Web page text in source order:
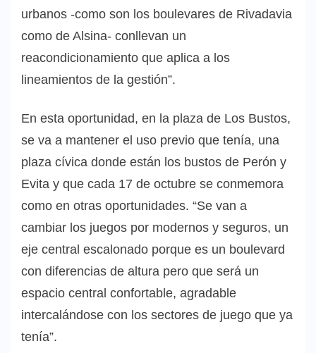
urbanos -como son los boulevares de Rivadavia
como de Alsina- conllevan un
reacondicionamiento que aplica a los
lineamientos de la gestión”.
En esta oportunidad, en la plaza de Los Bustos,
se va a mantener el uso previo que tenía, una
plaza cívica donde están los bustos de Perón y
Evita y que cada 17 de octubre se conmemora
como en otras oportunidades. “Se van a
cambiar los juegos por modernos y seguros, un
eje central escalonado porque es un boulevard
con diferencias de altura pero que será un
espacio central confortable, agradable
intercalándose con los sectores de juego que ya
tenía”.